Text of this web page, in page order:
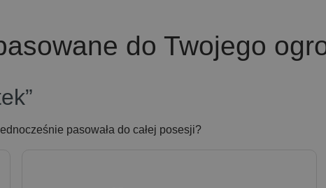
do Twojego
pasowała do całej posesji?